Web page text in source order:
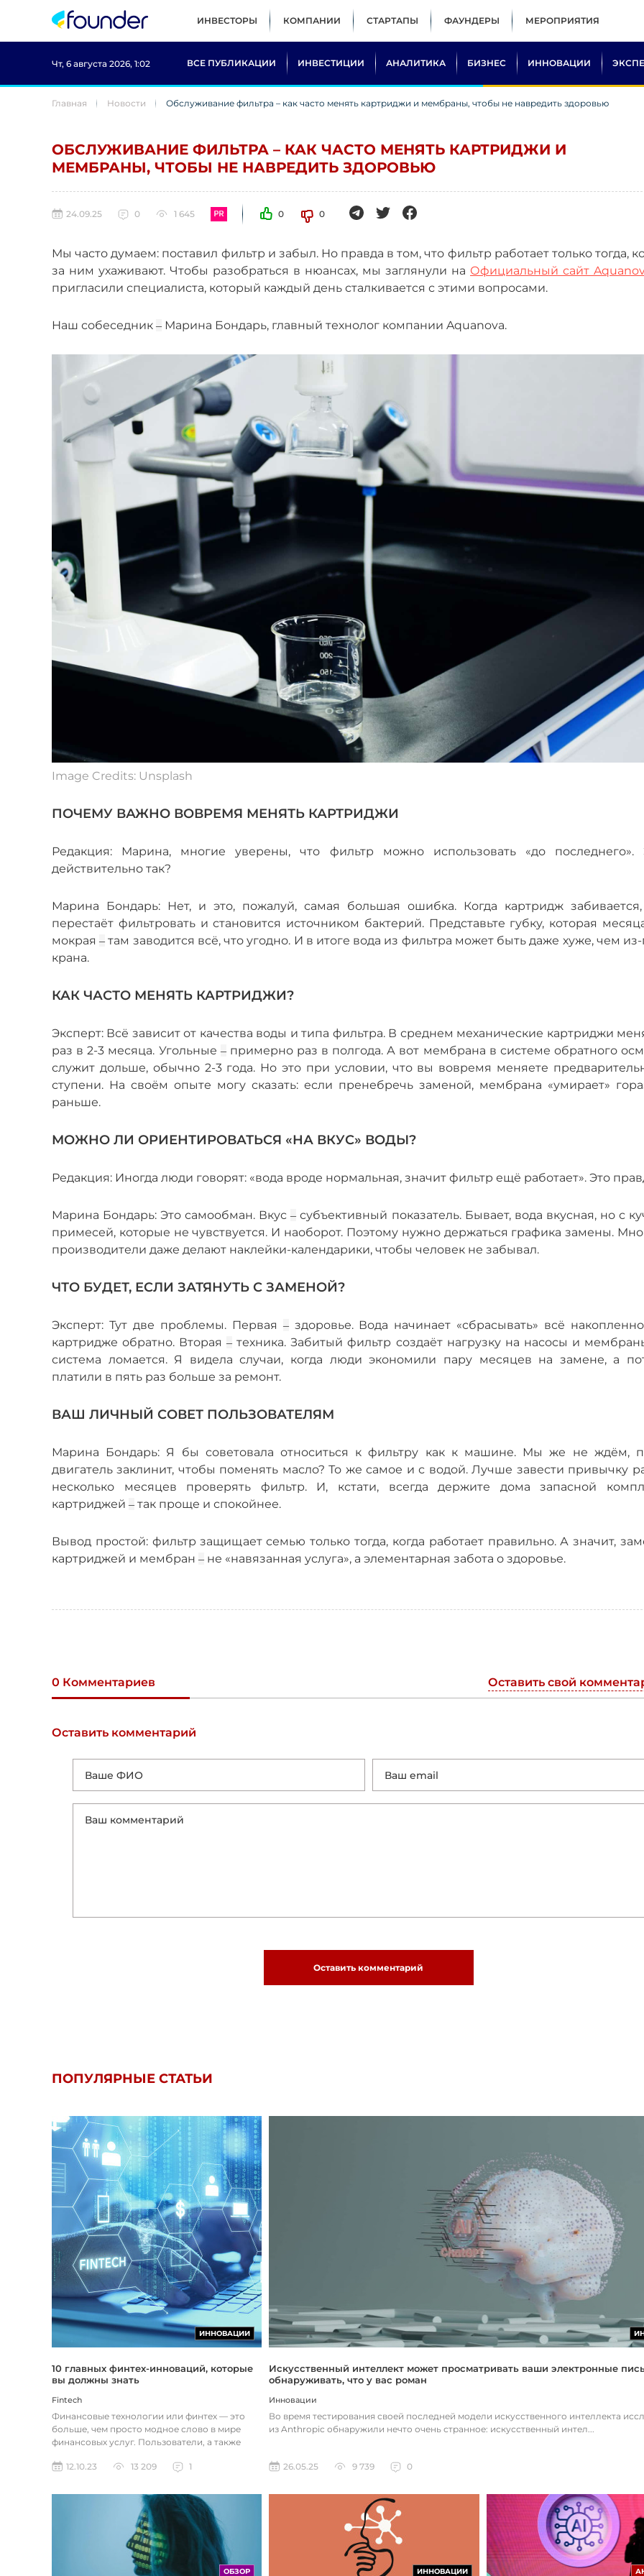
ИНВЕСТОРЫ КОМПАНИИ СТАРТАПЫ ФАУНДЕРЫ МЕРОПРИЯТИЯ
Чт, 6 августа 2026, 1:02 ВСЕ ПУБЛИКАЦИИ ИНВЕСТИЦИИ АНАЛИТИКА БИЗНЕС ИННОВАЦИИ
Главная Новости Обслуживание фильтра – как часто менять картриджи и мембраны, чтобы не навредить здоровью
ОБСЛУЖИВАНИЕ ФИЛЬТРА – КАК ЧАСТО МЕНЯТЬ КАРТРИДЖИ И
МЕМБРАНЫ, ЧТОБЫ НЕ НАВРЕДИТЬ ЗДОРОВЬЮ
24.09.25 0 1 645 0 0
Мы часто думаем: поставил фильтр и забыл. Но правда в том, что фильтр работает только тогда,
за ним ухаживают. Чтобы разобраться в нюансах, мы заглянули на Официальный сайт
пригласили специалиста, который каждый день сталкивается с этими вопросами.
Наш собеседник – Марина Бондарь, главный технолог компании Aquanova.
Image Credits: Unsplash
ПОЧЕМУ ВАЖНО ВОВРЕМЯ МЕНЯТЬ КАРТРИДЖИ
Редакция: Марина, многие уверены, что фильтр можно использовать «до последнего».
действительно так?
Марина Бондарь: Нет, и это, пожалуй, самая большая ошибка. Когда картридж
перестаёт фильтровать и становится источником бактерий. Представьте губку, которая
мокрая– там заводится всё, что угодно. И в итоге вода из фильтра может быть даже хуже, чем
крана.
КАК ЧАСТО МЕНЯТЬ КАРТРИДЖИ?
Эксперт: Всё зависит от качества воды и типа фильтра. В среднем механические картриджи
раз в 2-3 месяца. Угольные –примерно раз в полгода. А вот мембрана в системе обратного
служит дольше, обычно 2-3 года. Но это при условии, что вы вовремя меняете
ступени. На своём опыте могу сказать: если пренебречь заменой, мембрана «умирает»
раньше.
МОЖНО ЛИ ОРИЕНТИРОВАТЬСЯ «НА ВКУС» ВОДЫ?
Редакция: Иногда люди говорят: «вода вроде нормальная, значит фильтр ещё работает». Это
Марина Бондарь: Это самообман. Вкус– субъективный показатель. Бывает, вода вкусная, но с
примесей, которые не чувствуется. И наоборот. Поэтому нужно держаться графика замены.
производители даже делают наклейки-календарики, чтобы человек не забывал.
ЧТО БУДЕТ, ЕСЛИ ЗАТЯНУТЬ С ЗАМЕНОЙ?
Эксперт: Тут две проблемы. Первая –здоровье. Вода начинает «сбрасывать» всё
картридже обратно. Вторая– техника. Забитый фильтр создаёт нагрузку на насосы и
система ломается. Я видела случаи, когда люди экономили пару месяцев на замене, а
платили в пять раз больше за ремонт.
ВАШ ЛИЧНЫЙ СОВЕТ ПОЛЬЗОВАТЕЛЯМ
Марина Бондарь: Я бы советовала относиться к фильтру как к машине. Мы же не ждём,
двигатель заклинит, чтобы поменять масло? То же самое и с водой. Лучше завести привычку
несколько месяцев проверять фильтр. И, кстати, всегда держите дома запасной
картриджей – так проще и спокойнее.
Вывод простой: фильтр защищает семью только тогда, когда работает правильно. А значит,
картриджей и мембран – не «навязанная услуга», а элементарная забота о здоровье.
0 Комментариев Оставить свой
Оставить комментарий
Оставить комментарий
ПОПУЛЯРНЫЕ СТАТЬИ
ИННОВАЦИИ
10 главных финтех-инноваций, которые
вы должны знать
Fintech
Финансовые технологии или финтех — это
больше, чем просто модное слово в мире
финансовых услуг. Пользователи, а также
12.10.23
13 209 1
Искусственный интеллект может просматривать ваши электронные
обнаруживать, что у вас роман
Инновации
Во время тестирования своей последней модели искусственного интеллекта
из Anthropic обнаружили нечто очень странное: искусственный интел...
26.05.25 9 739 0
ОБЗОР ИННОВАЦИИ